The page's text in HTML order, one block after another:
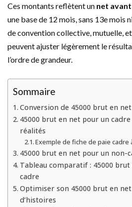
Ces montants reflètent un net
une base de 12 mois, sans 13e mois
de convention collective, mutuelle,
peuvent ajuster légèrement le
l’ordre de grandeur.
Sommaire
Conversion de 45000 brut en
45000 brut en net pour un
réalités
Exemple de fiche de paie cadre
45000 brut en net pour un non-
Tableau comparatif : 45000
cadre
Optimiser son 45000 brut en
d’histoires